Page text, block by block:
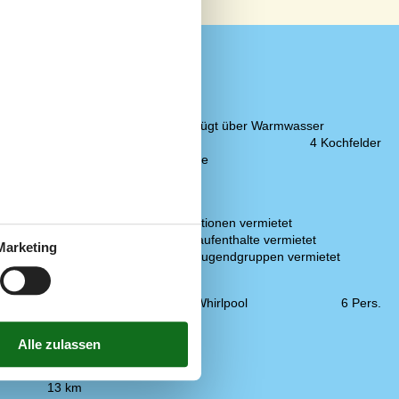
500 m
2 km
1 m
500 m
13 km
Die Küche verfügt über Warmwasser
4 Kochfelder
Kaffeemaschine
Nicht an Institutionen vermietet
Nur für Ferienaufenthalte vermietet
Wird nicht an Jugendgruppen vermietet
Standwasser-Whirlpool
6 Pers.